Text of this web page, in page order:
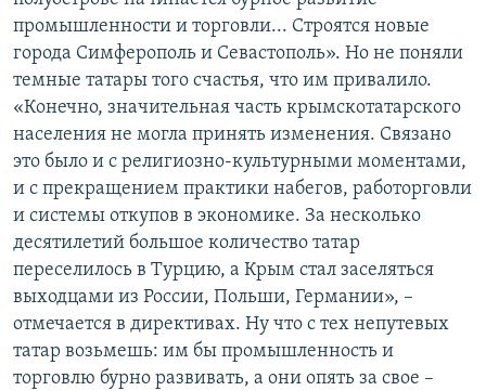
промышленности и торговли... Строятся новые
города Симферополь и Севастополь». Но не поняли
темные татары того счастья, что им привалило.
«Конечно, значительная часть крымскотатарского
населения не могла принять изменения. Связано
это было и с религиозно-культурными моментами,
и с прекращением практики набегов, работорговли
и системы откупов в экономике. За несколько
десятилетий большое количество татар
переселилось в Турцию, а Крым стал заселяться
выходцами из России, Польши, Германии», –
отмечается в директивах. Ну что с тех непутевых
татар возьмешь: им бы промышленность и
торговлю бурно развивать, а они опять за свое –